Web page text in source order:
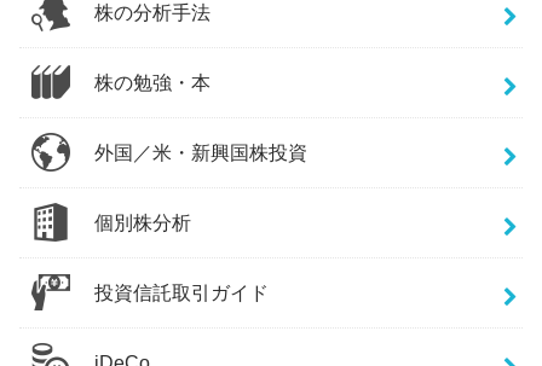
株の分析手法
株の勉強・本
外国／米・新興国株投資
個別株分析
投資信託取引ガイド